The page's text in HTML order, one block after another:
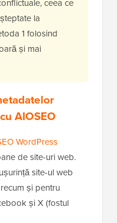
ceea ce
la
1 folosind
și mai
AIOSEO
WordPress
de site-uri web.
site-ul web
și pentru
și X (fostul